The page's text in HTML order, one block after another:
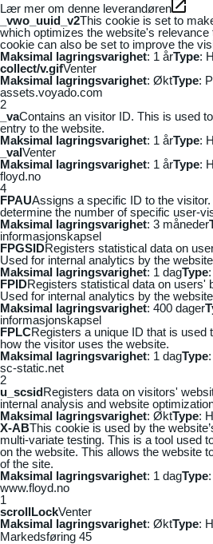
Lær mer om denne leverandøren
_vwo_uuid_v2This cookie is set to
which optimizes the website's
cookie can also be set to improve the
Maksimal lagringsvarighet: 1 årType:
collect/v.gifVenter
Maksimal lagringsvarighet: ØktType:
assets.voyado.com
2
_vaContains an visitor ID. This is used
entry to the website.
Maksimal lagringsvarighet: 1 årType:
_vaIVenter
Maksimal lagringsvarighet: 1 årType:
floyd.no
4
FPAUAssigns a specific ID to the
determine the number of specific user-
Maksimal lagringsvarighet: 3 måneder
informasjonskapsel
FPGSIDRegisters statistical data on
Used for internal analytics by the
Maksimal lagringsvarighet: 1 dagType
FPIDRegisters statistical data on users'
Used for internal analytics by the
Maksimal lagringsvarighet: 400 dager
informasjonskapsel
FPLCRegisters a unique ID that is used
how the visitor uses the website.
Maksimal lagringsvarighet: 1 dagType
sc-static.net
2
u_scsidRegisters data on visitors'
internal analysis and website
Maksimal lagringsvarighet: ØktType:
X-ABThis cookie is used by the
multi-variate testing. This is a tool used
on the website. This allows the website
of the site.
Maksimal lagringsvarighet: 1 dagType
www.floyd.no
1
scrollLockVenter
Maksimal lagringsvarighet: ØktType:
Markedsføring 45